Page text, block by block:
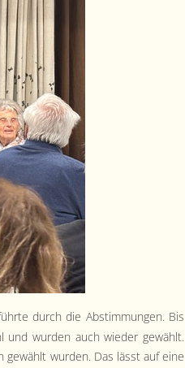
durch die Abstim­mungen. Bis
und wur­den auch wieder gewählt.
gewählt wur­den. Das lässt auf eine